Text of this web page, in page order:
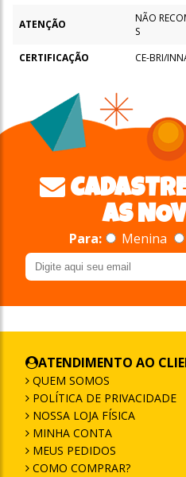
ATENÇÃO
NÃO
S
CERTIFICAÇÃO
CE-BRI/
AS
Para: Menina
ATENDIMENTO AO
QUEM SOMOS
POLÍTICA DE PRIVACIDADE
NOSSA LOJA FÍSICA
MINHA CONTA
MEUS PEDIDOS
COMO COMPRAR?